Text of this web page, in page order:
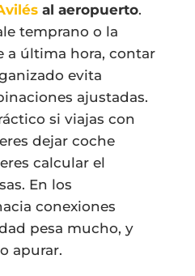
al aeropuerto.
temprano o la
a última hora, contar
evita
ajustadas.
si viajas con
dejar coche
calcular el
En los
conexiones
pesa mucho, y
apurar.